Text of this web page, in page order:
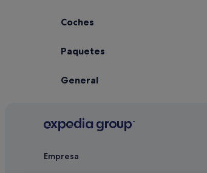
Coches
Paquetes
General
Empresa